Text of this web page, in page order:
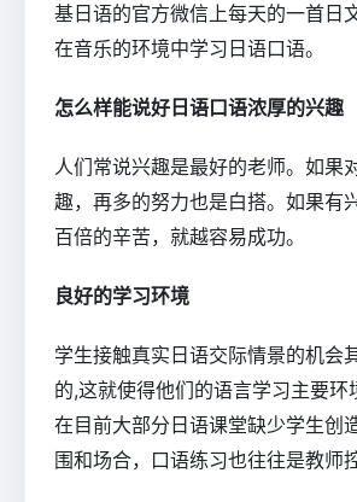
基日语的官方微信上每天的一首日
在音乐的环境中学习日语口语。
怎么样能说好日语口语浓厚的兴趣
人们常说兴趣是最好的老师。如果
趣，再多的努力也是白搭。如果有
百倍的辛苦，就越容易成功。
良好的学习环境
学生接触真实日语交际情景的机会
的,这就使得他们的语言学习主要环
在目前大部分日语课堂缺少学生创
围和场合，口语练习也往往是教师